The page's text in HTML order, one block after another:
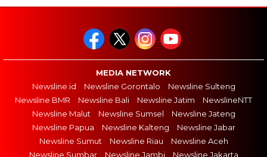
MEDIA NETWORK
Newsline.id
Newsline Gorontalo
Newsline Sulteng
Newsline BMR
Newsline Bali Newsline Jatim
NewslineNTT
Newsline Malut
Newsline Sumsel
Newsline Jateng
Newsline Papua
Newsline Kalteng
Newsline Jabar
Newsline Sumut
Newsline Riau
Newsline Aceh
Newsline Sumbar
Newsline Jambi
Newsline Jakarta